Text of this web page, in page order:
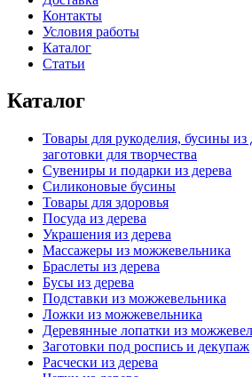
Контакты
Условия работы
Каталог
Статьи
Каталог
Товары для рукоделия, бусины из
заготовки для творчества
Сувениры и подарки из дерева
Силиконовые бусины
Товары для здоровья
Посуда из дерева
Украшения из дерева
Массажеры из можжевельника
Браслеты из дерева
Бусы из дерева
Подставки из можжевельника
Ложки из можжевельника
Деревянные лопатки из
Заготовки под роспись и декупаж
Расчески из дерева